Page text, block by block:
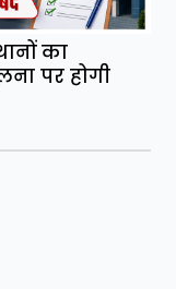
का
पर होगी